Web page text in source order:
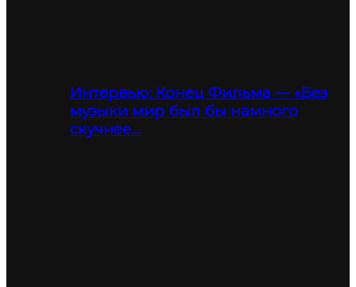
Интервью: Конец Фильма — «Без
музыки мир был бы намного
скучнее…